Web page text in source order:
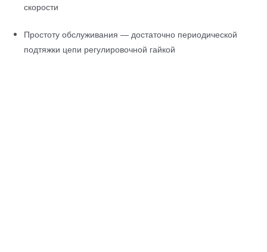
скорости
Простоту обслуживания — достаточно периодической
подтяжки цепи регулировочной гайкой